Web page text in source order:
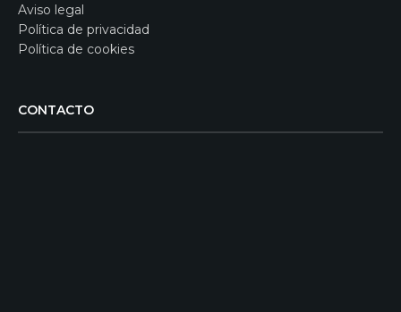
Aviso legal
Política de privacidad
Política de cookies
CONTACTO